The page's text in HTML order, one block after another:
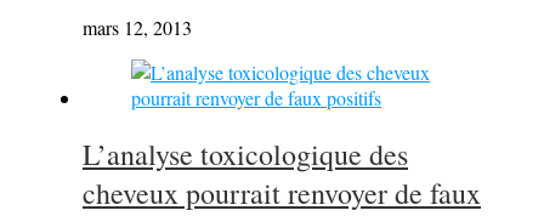
mars 12, 2013
L’analyse toxicologique des
cheveux pourrait renvoyer de faux